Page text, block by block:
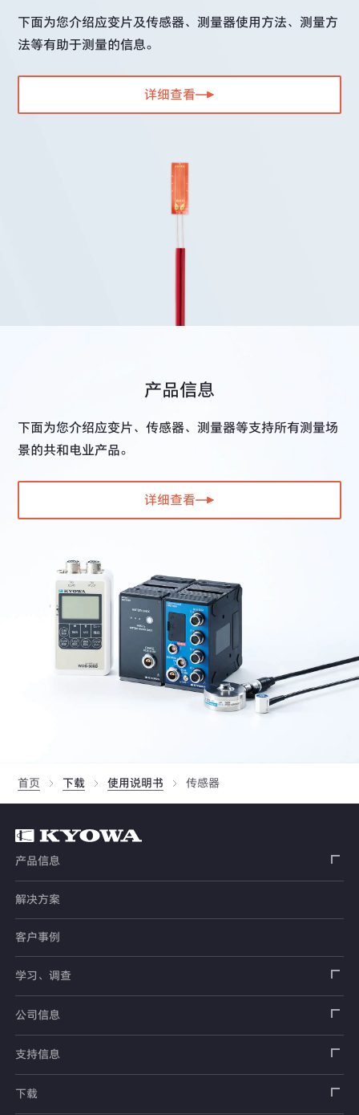
下面为您介绍应变片及传感器、测量器使用方法、测量方
法等有助于测量的信息。
详细查看
产品信息
下面为您介绍应变片、传感器、测量器等支持所有测量场
景的共和电业产品。
详细查看
首页 下载 使用说明书 传感器
产品信息
应变片
传感器
载荷传感器
加速度传感器
压力传感器
土木用传感器
载荷传感器
土压计
汽车用传感器
安全带拉力传感器
测量器
软件
解决方案
客户事例
学习、调查
应变片
传感器
测量仪器
公司信息
销售网络
公司概况
支持信息
安全数据表（SDS）
下载